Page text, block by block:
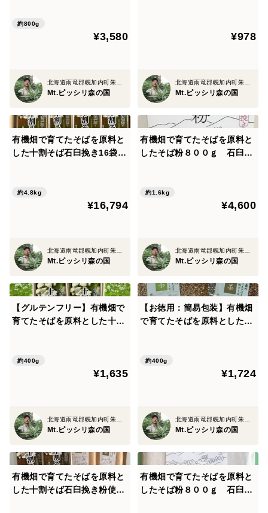
約800g
¥3,580
Mt.ピッシリ森の国
¥978
Mt.ピッシリ森の国
有機畑で育てたそばを原料と
した十割そば石臼挽き16袋
約4.8kg
¥16,794
北海道雨竜郡幌加内町朱鞠内
Mt.ピッシリ森の国
有機畑で育てたそばを原料と
したそば粉８００ｇ 石臼挽
約1.6kg
¥4,600
北海道雨竜郡幌加内町朱鞠内
Mt.ピッシリ森の国
【グルテンフリー】有機畑で
育てたそばを原料とした十割
約400g
¥1,635
Mt.ピッシリ森の国
【お徳用：簡易包装】有機畑
で育てたそばを原料としたそ
約400g
¥1,724
Mt.ピッシリ森の国
有機畑で育てたそばを原料と
した十割そば石臼挽き粉使用
有機畑で育てたそばを原料と
したそば粉８００ｇ 石臼挽